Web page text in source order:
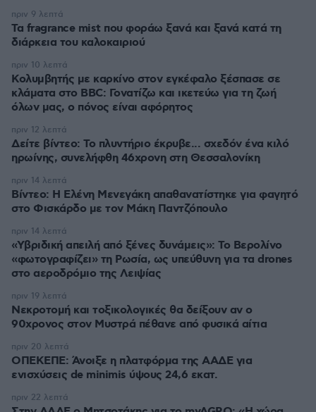
Τα fragrance mist που φοράω ξανά και ξανά κατά τη
διάρκεια του καλοκαιριού
πριν 9 λεπτά
Κολυμβητής με καρκίνο στον εγκέφαλο ξέσπασε σε
κλάματα στο BBC: Γονατίζω και ικετεύω για τη ζωή
όλων μας, ο πόνος είναι αφόρητος
πριν 10 λεπτά
Δείτε βίντεο: Το πλυντήριο έκρυβε... σχεδόν ένα κιλό
ηρωίνης, συνελήφθη 46χρονη στη Θεσσαλονίκη
πριν 12 λεπτά
Βίντεο: Η Ελένη Μενεγάκη απαθανατίστηκε για φαγητό
στο Φισκάρδο με τον Μάκη Παντζόπουλο
πριν 14 λεπτά
«Υβριδική απειλή από ξένες δυνάμεις»: Το Βερολίνο
«φωτογραφίζει» τη Ρωσία, ως υπεύθυνη για τα drones
στο αεροδρόμιο της Λειψίας
πριν 14 λεπτά
Νεκροτομή και τοξικολογικές θα δείξουν αν ο
90χρονος στον Μυστρά πέθανε από φυσικά αίτια
πριν 19 λεπτά
ΟΠΕΚΕΠΕ: Άνοιξε η πλατφόρμα της ΑΑΔΕ για
ενισχύσεις de minimis ύψους 24,6 εκατ.
πριν 20 λεπτά
πριν 22 λεπτά